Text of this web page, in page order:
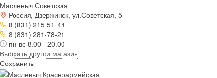
Масленыч Советская
Россия, Дзержинск, ул.Советская, 5
8 (831) 215-51-44
8 (831) 281-78-21
пн-вс 8.00 - 20.00
Выбрать другой магазин
Сохранить